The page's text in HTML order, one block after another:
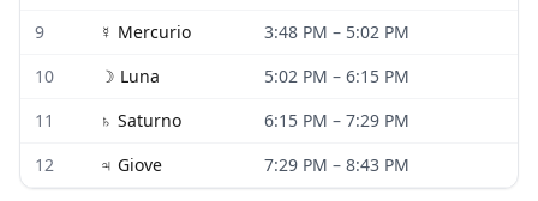
9
☿ Mercurio 3:48 PM – 5:02 PM
10
☽ Luna 5:02 PM – 6:15 PM
11
♄ Saturno 6:15 PM – 7:29 PM
12
♃ Giove 7:29 PM – 8:43 PM